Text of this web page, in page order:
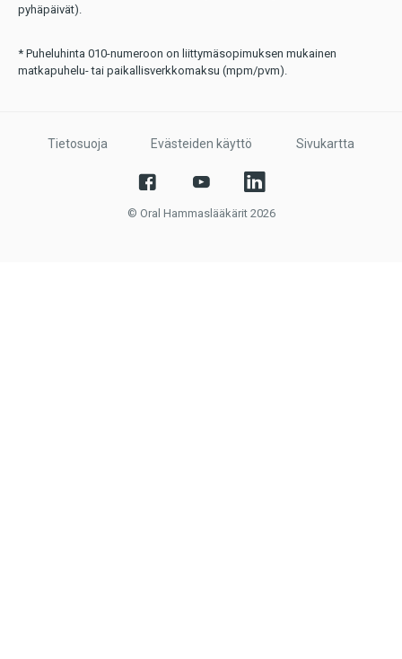
pyhäpäivät).
* Puheluhinta 010-numeroon on liittymäsopimuksen mukainen
matkapuhelu- tai paikallisverkkomaksu (mpm/pvm).
Tietosuoja Evästeiden käyttö Sivukartta
© Oral Hammaslääkärit 2026